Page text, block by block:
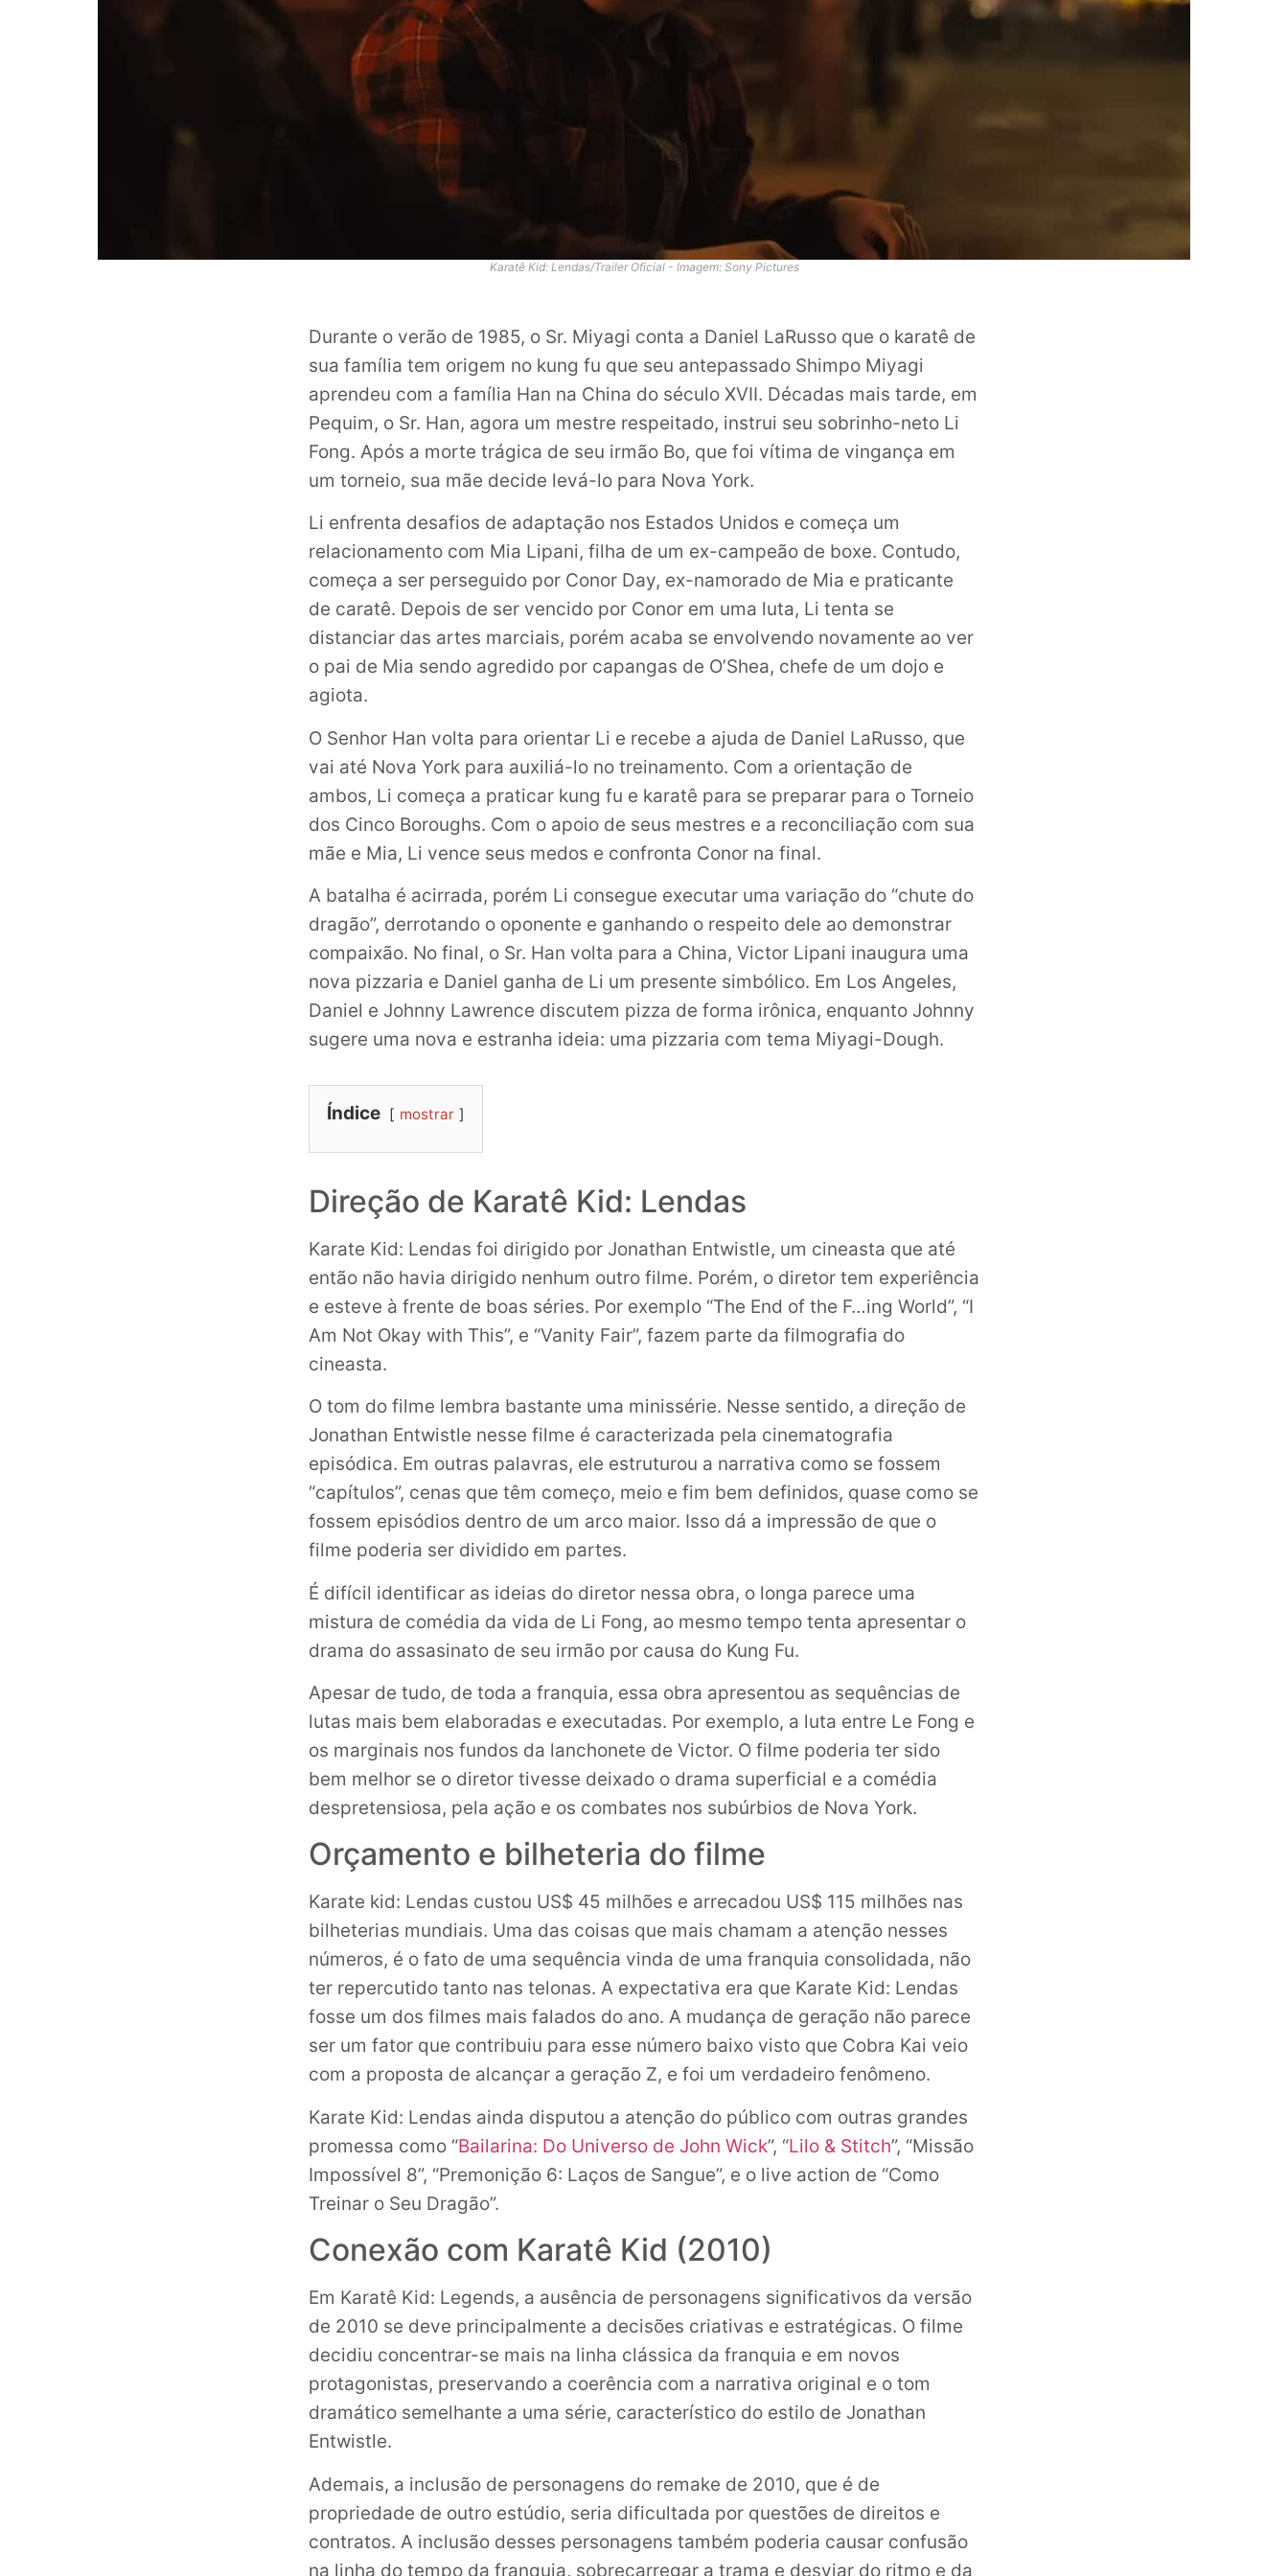
Karatê Kid: Lendas/Trailer Oficial - Imagem: Sony Pictures
Durante o verão de 1985, o Sr. Miyagi conta a Daniel LaRusso que o karatê de
sua família tem origem no kung fu que seu antepassado Shimpo Miyagi
aprendeu com a família Han na China do século XVII. Décadas mais tarde, em
Pequim, o Sr. Han, agora um mestre respeitado, instrui seu sobrinho-neto Li
Fong. Após a morte trágica de seu irmão Bo, que foi vítima de vingança em
um torneio, sua mãe decide levá-lo para Nova York.
Li enfrenta desafios de adaptação nos Estados Unidos e começa um
relacionamento com Mia Lipani, filha de um ex-campeão de boxe. Contudo,
começa a ser perseguido por Conor Day, ex-namorado de Mia e praticante
de caratê. Depois de ser vencido por Conor em uma luta, Li tenta se
distanciar das artes marciais, porém acaba se envolvendo novamente ao ver
o pai de Mia sendo agredido por capangas de O’Shea, chefe de um dojo e
agiota.
O Senhor Han volta para orientar Li e recebe a ajuda de Daniel LaRusso, que
vai até Nova York para auxiliá-lo no treinamento. Com a orientação de
ambos, Li começa a praticar kung fu e karatê para se preparar para o Torneio
dos Cinco Boroughs. Com o apoio de seus mestres e a reconciliação com sua
mãe e Mia, Li vence seus medos e confronta Conor na final.
A batalha é acirrada, porém Li consegue executar uma variação do “chute do
dragão”, derrotando o oponente e ganhando o respeito dele ao demonstrar
compaixão. No final, o Sr. Han volta para a China, Victor Lipani inaugura uma
nova pizzaria e Daniel ganha de Li um presente simbólico. Em Los Angeles,
Daniel e Johnny Lawrence discutem pizza de forma irônica, enquanto Johnny
sugere uma nova e estranha ideia: uma pizzaria com tema Miyagi-Dough.
Índice mostrar
Direção de Karatê Kid: Lendas
Karate Kid: Lendas foi dirigido por Jonathan Entwistle, um cineasta que até
então não havia dirigido nenhum outro filme. Porém, o diretor tem experiência
e esteve à frente de boas séries. Por exemplo “The End of the F…ing World”, “I
Am Not Okay with This”, e “Vanity Fair”, fazem parte da filmografia do
cineasta.
O tom do filme lembra bastante uma minissérie. Nesse sentido, a direção de
Jonathan Entwistle nesse filme é caracterizada pela cinematografia
episódica. Em outras palavras, ele estruturou a narrativa como se fossem
“capítulos”, cenas que têm começo, meio e fim bem definidos, quase como se
fossem episódios dentro de um arco maior. Isso dá a impressão de que o
filme poderia ser dividido em partes.
É difícil identificar as ideias do diretor nessa obra, o longa parece uma
mistura de comédia da vida de Li Fong, ao mesmo tempo tenta apresentar o
drama do assasinato de seu irmão por causa do Kung Fu.
Apesar de tudo, de toda a franquia, essa obra apresentou as sequências de
lutas mais bem elaboradas e executadas. Por exemplo, a luta entre Le Fong e
os marginais nos fundos da lanchonete de Victor. O filme poderia ter sido
bem melhor se o diretor tivesse deixado o drama superficial e a comédia
despretensiosa, pela ação e os combates nos subúrbios de Nova York.
Orçamento e bilheteria do filme
Karate kid: Lendas custou US$ 45 milhões e arrecadou US$ 115 milhões nas
bilheterias mundiais. Uma das coisas que mais chamam a atenção nesses
números, é o fato de uma sequência vinda de uma franquia consolidada, não
ter repercutido tanto nas telonas. A expectativa era que Karate Kid: Lendas
fosse um dos filmes mais falados do ano. A mudança de geração não parece
ser um fator que contribuiu para esse número baixo visto que Cobra Kai veio
com a proposta de alcançar a geração Z, e foi um verdadeiro fenômeno.
Karate Kid: Lendas ainda disputou a atenção do público com outras grandes
promessa como “Bailarina: Do Universo de John Wick”, “Lilo & Stitch”, “Missão
Impossível 8”, “Premonição 6: Laços de Sangue”, e o live action de “Como
Treinar o Seu Dragão”.
Conexão com Karatê Kid (2010)
Em Karatê Kid: Legends, a ausência de personagens significativos da versão
de 2010 se deve principalmente a decisões criativas e estratégicas. O filme
decidiu concentrar-se mais na linha clássica da franquia e em novos
protagonistas, preservando a coerência com a narrativa original e o tom
dramático semelhante a uma série, característico do estilo de Jonathan
Entwistle.
Ademais, a inclusão de personagens do remake de 2010, que é de
propriedade de outro estúdio, seria dificultada por questões de direitos e
contratos. A inclusão desses personagens também poderia causar confusão
na linha do tempo da franquia, sobrecarregar a trama e desviar do ritmo e da